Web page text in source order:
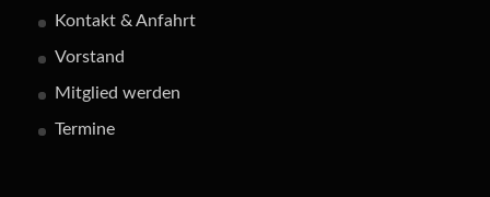
Kontakt & Anfahrt
Vorstand
Mitglied werden
Termine